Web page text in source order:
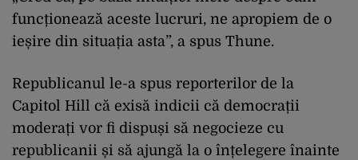
funcționează aceste lucruri, ne apropiem de o
ieșire din situația asta”, a spus Thune.
Republicanul le-a spus reporterilor de la
Capitol Hill că exisă indicii că democrații
moderați vor fi dispuși să negocieze cu
republicanii și să ajungă la o înțelegere înainte